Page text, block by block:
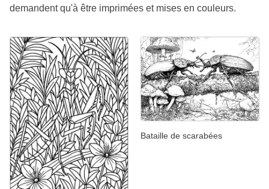
demandent qu'à être imprimées et mises en couleurs.
Bataille de scarabées